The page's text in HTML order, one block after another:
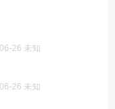
26 未知
26 未知